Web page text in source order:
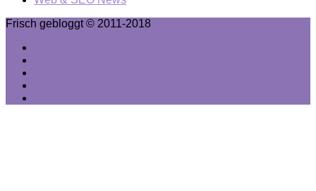
Frisch gebloggt © 2011-2018